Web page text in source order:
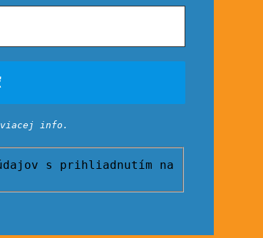
info.
s prihliadnutím na